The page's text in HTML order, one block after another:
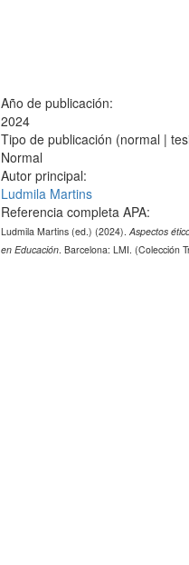
Año de publicación:
2024
Tipo de publicación (normal |
Normal
Autor principal:
Ludmila Martins
Referencia completa APA:
Ludmila Martins (ed.) (2024).Aspectos
en Educación. Barcelona: LMI. (Colección